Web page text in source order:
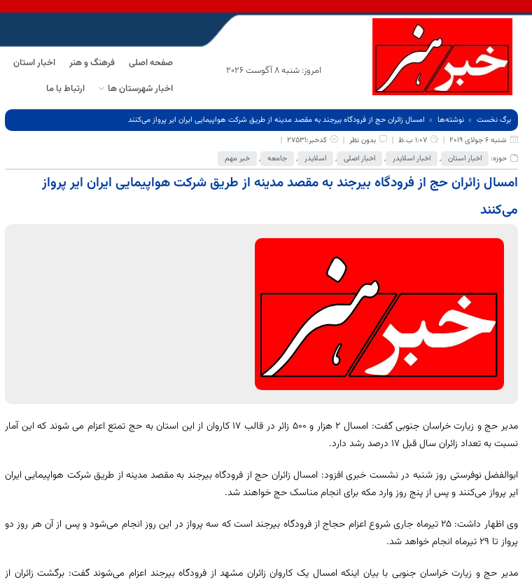
امروز: شنبه 8 آگوست 2026
صفحه اصلی فرهنگ و هنر اخبار استان
اخبار شهرستان ها
ارتباط با ما
برگ نخست نوشته‌ها
امسال زائران حج از فرودگاه بیرجند به مقصد مدینه از طریق شرکت هواپیمایی ایران ایر پرواز می‌کنند
شنبه 6 جولای 2019
1:07 ب.ظ بدون نظر
کدخبر:27531
حوزه:
اخبار استان , اخبار اسلایدر , اخبار اصلی , اسلایدر , جامعه , خبر مهم
امسال زائران حج از فرودگاه بیرجند به مقصد مدینه از طریق شرکت هواپیمایی ایران ایر پرواز
می‌کنند
مدیر حج و زیارت خراسان جنوبی گفت: امسال ۲ هزار و ۵۰۰ زائر در قالب ۱۷ کاروان از این استان به حج تمتع اعزام می شوند که این آمار
نسبت به تعداد زائران سال قبل ۱۷ درصد رشد دارد.
ابوالفضل نوفرستی روز شنبه در نشست خبری افزود: امسال زائران حج از فرودگاه بیرجند به مقصد مدینه از طریق شرکت هواپیمایی ایران
ایر پرواز می‌کنند و پس از پنج روز وارد مکه برای انجام مناسک حج خواهند شد.
وی اظهار داشت: ۲۵ تیرماه جاری شروع اعزام حجاج از فرودگاه بیرجند است که سه پرواز در این روز انجام می‌شود و پس از آن هر روز دو
پرواز تا ۲۹ تیرماه انجام خواهد شد.
مدیر حج و زیارت خراسان جنوبی با بیان اینکه امسال یک کاروان زائران مشهد از فرودگاه بیرجند اعزام می‌شوند گفت: برگشت زائران از